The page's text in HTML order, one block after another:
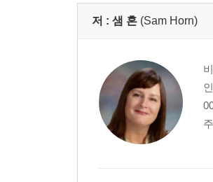
Scene 23 극단적인 표현은
Scene 24 모든 것은 당신의
3부 원하는 것을 더 많이 얻
Scene 25 지금이 괜찮은 시
Scene 26 최후통첩을 하기
Scene 27 당신과 상대의 권
Scene 28 관계를 망치지 않
저 : 샘 혼 (Sam Horn)